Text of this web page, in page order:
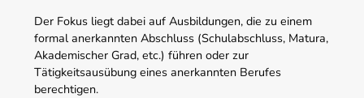
Der Fokus liegt dabei auf Ausbildungen, die zu einem
formal anerkannten Abschluss (Schulabschluss, Matura,
Akademischer Grad, etc.) führen oder zur
Tätigkeitsausübung eines anerkannten Berufes
berechtigen.